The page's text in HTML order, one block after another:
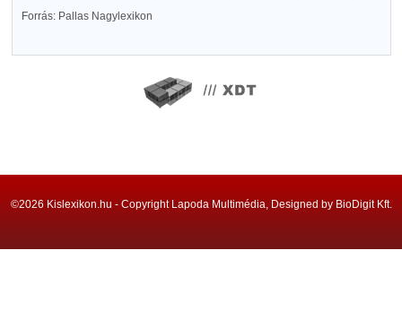
Forrás: Pallas Nagylexikon
©2026 Kislexikon.hu - Copyright Lapoda Multimédia, Designed by BioDigit Kft.